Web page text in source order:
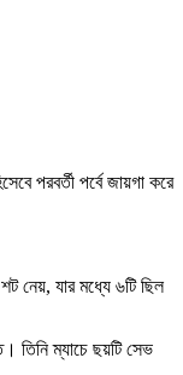
পরবর্তী পর্বে জায়গা করে
নেয়, যার মধ্যে ৬টি ছিল
তিনি ম্যাচে ছয়টি সেভ